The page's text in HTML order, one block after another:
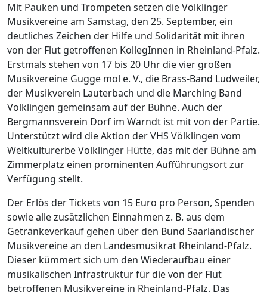
Mit Pauken und Trompeten setzen die Völklinger
Musikvereine am Samstag, den 25. September, ein
deutliches Zeichen der Hilfe und Solidarität mit ihren
von der Flut getroffenen KollegInnen in Rheinland-Pfalz.
Erstmals stehen von 17 bis 20 Uhr die vier großen
Musikvereine Gugge mol e. V., die Brass-Band Ludweiler,
der Musikverein Lauterbach und die Marching Band
Völklingen gemeinsam auf der Bühne. Auch der
Bergmannsverein Dorf im Warndt ist mit von der Partie.
Unterstützt wird die Aktion der VHS Völklingen vom
Weltkulturerbe Völklinger Hütte, das mit der Bühne am
Zimmerplatz einen prominenten Aufführungsort zur
Verfügung stellt.
Der Erlös der Tickets von 15 Euro pro Person, Spenden
sowie alle zusätzlichen Einnahmen z. B. aus dem
Getränkeverkauf gehen über den Bund Saarländischer
Musikvereine an den Landesmusikrat Rheinland-Pfalz.
Dieser kümmert sich um den Wiederaufbau einer
musikalischen Infrastruktur für die von der Flut
betroffenen Musikvereine in Rheinland-Pfalz. Das